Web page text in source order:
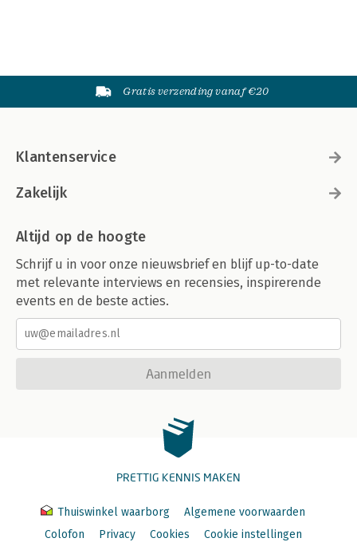
Gratis verzending vanaf €20
Klantenservice
Zakelijk
Altijd op de hoogte
Schrijf u in voor onze nieuwsbrief en blijf up-to-date
met relevante interviews en recensies, inspirerende
events en de beste acties.
Aanmelden
PRETTIG KENNIS MAKEN
Thuiswinkel waarborg
Algemene voorwaarden
Colofon
Privacy Cookies Cookie instellingen